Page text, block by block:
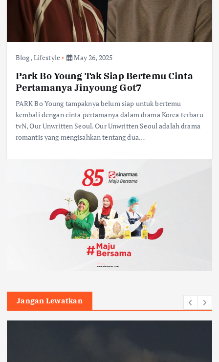
Blog, Lifestyle May 26, 2025
Park Bo Young Tak Siap Bertemu Cinta
Pertamanya Jinyoung Got7
PARK Bo Young tampaknya belum siap untuk bertemu
kembali dengan cinta pertamanya dalam drama Korea terbaru
tvN, Our Unwritten Seoul. Our Unwritten Seoul adalah drama
romantis yang mengisahkan tentang dua…
Jangan Lewatkan